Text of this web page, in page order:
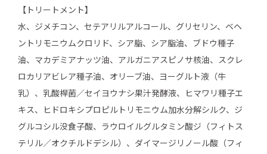
【トリートメント】
水、ジメチコン、セテアリルアルコール、グリセリン、ベヘ
ントリモニウムクロリド、シア脂、シア脂油、ブドウ種子
油、マカデミアナッツ油、アルガニアスピノサ核油、スクレ
ロカリアビレア種子油、オリーブ油、ヨーグルト液（牛
乳）、乳酸桿菌／セイヨウナシ果汁発酵液、ヒマワリ種子エ
キス、ヒドロキシプロピルトリモニウム加水分解シルク、ジ
グルコシル没食子酸、ラウロイルグルタミン酸ジ（フィトス
テリル／オクチルドデシル）、ダイマージリノール酸（フィ